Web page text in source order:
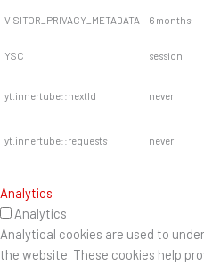
VISITOR_PRIVACY_METADATA 6 months
YSC session
yt.innertube::nextId never
yt.innertube::requests never
Analytics
Analytics
Analytical cookies are used to
the website. These cookies help